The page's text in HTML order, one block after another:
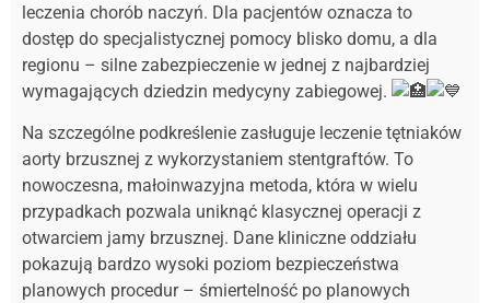
leczenia chorób naczyń. Dla pacjentów oznacza to
dostęp do specjalistycznej pomocy blisko domu, a dla
regionu – silne zabezpieczenie w jednej z najbardziej
wymagających dziedzin medycyny zabiegowej.
Na szczególne podkreślenie zasługuje leczenie tętniaków
aorty brzusznej z wykorzystaniem stentgraftów. To
nowoczesna, małoinwazyjna metoda, która w wielu
przypadkach pozwala uniknąć klasycznej operacji z
otwarciem jamy brzusznej. Dane kliniczne oddziału
pokazują bardzo wysoki poziom bezpieczeństwa
planowych procedur – śmiertelność po planowych